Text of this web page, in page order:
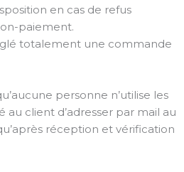
en cas de refus
paiement.
totalement une commande
personne n’utilise les
client d’adresser par mail au
réception et vérification